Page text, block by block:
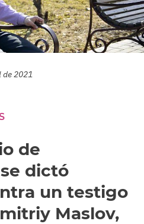
de 2021
de
dictó
un testigo
Maslov,